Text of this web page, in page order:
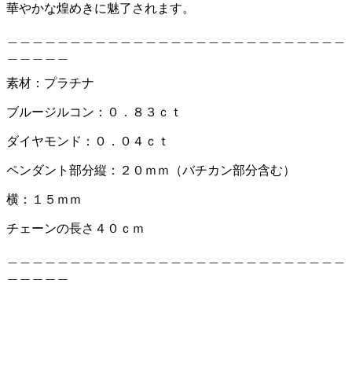
華やかな煌めきに魅了されます。
素材：プラチナ
ブルージルコン：０．８３ｃｔ
ダイヤモンド：０．０４ｃｔ
ペンダント部分縦：２０ｍｍ（バチカン部分含む）
横：１５ｍｍ
チェーンの長さ４０ｃｍ